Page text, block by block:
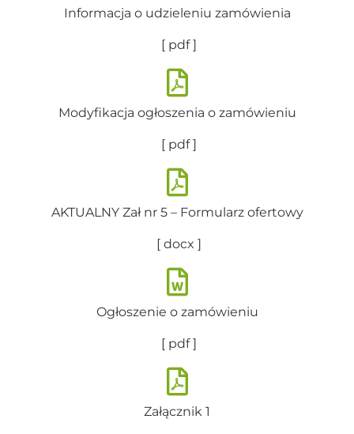
Informacja o udzieleniu zamówienia
[ pdf ]
Modyfikacja ogłoszenia o zamówieniu
[ pdf ]
AKTUALNY Zał nr 5 – Formularz ofertowy
[ docx ]
Ogłoszenie o zamówieniu
[ pdf ]
Załącznik 1